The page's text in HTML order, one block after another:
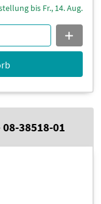
bis Fr., 14. Aug.
38518-01